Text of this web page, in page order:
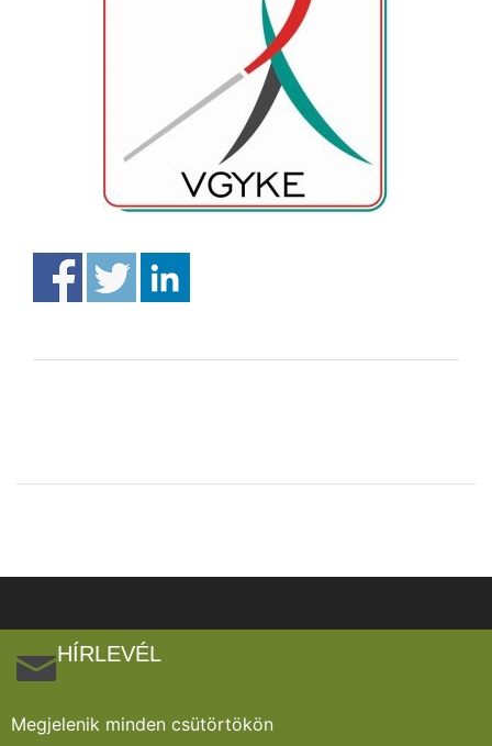
HÍRLEVÉL
Megjelenik minden csütörtökön